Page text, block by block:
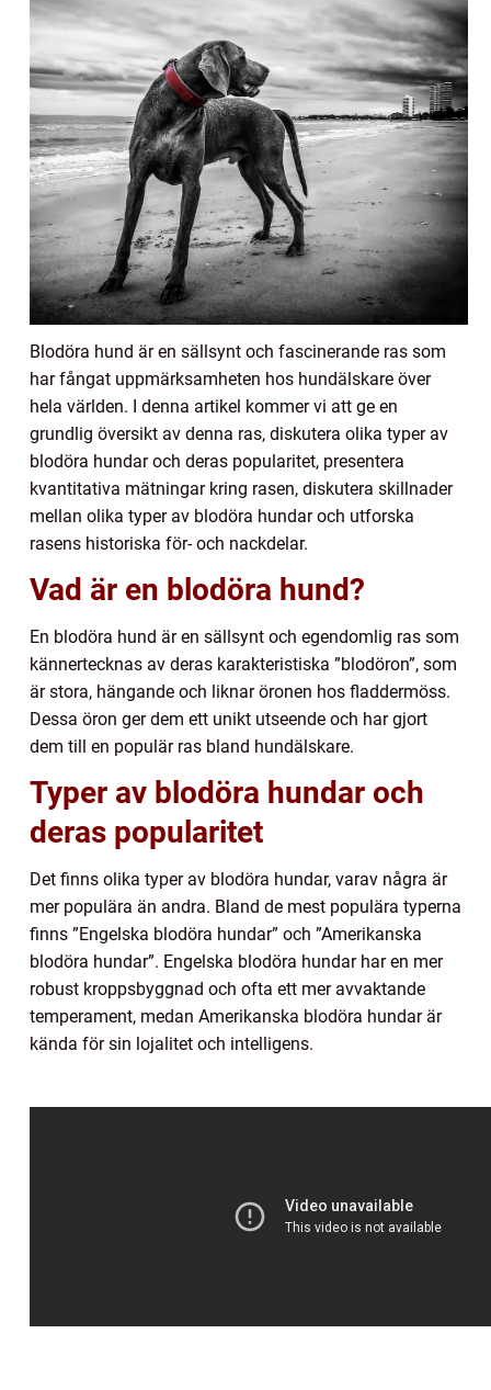
Blodöra hund är en sällsynt och fascinerande ras som
har fångat uppmärksamheten hos hundälskare över
hela världen. I denna artikel kommer vi att ge en
grundlig översikt av denna ras, diskutera olika typer av
blodöra hundar och deras popularitet, presentera
kvantitativa mätningar kring rasen, diskutera skillnader
mellan olika typer av blodöra hundar och utforska
rasens historiska för- och nackdelar.
Vad är en blodöra hund?
En blodöra hund är en sällsynt och egendomlig ras som
kännertecknas av deras karakteristiska ”blodöron”, som
är stora, hängande och liknar öronen hos fladdermöss.
Dessa öron ger dem ett unikt utseende och har gjort
dem till en populär ras bland hundälskare.
Typer av blodöra hundar och
deras popularitet
Det finns olika typer av blodöra hundar, varav några är
mer populära än andra. Bland de mest populära typerna
finns ”Engelska blodöra hundar” och ”Amerikanska
blodöra hundar”. Engelska blodöra hundar har en mer
robust kroppsbyggnad och ofta ett mer avvaktande
temperament, medan Amerikanska blodöra hundar är
kända för sin lojalitet och intelligens.